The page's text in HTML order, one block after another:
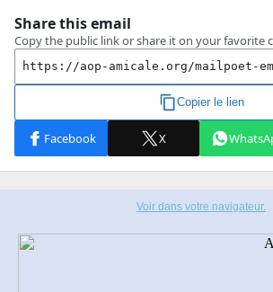
Voir dans votre navigateur.